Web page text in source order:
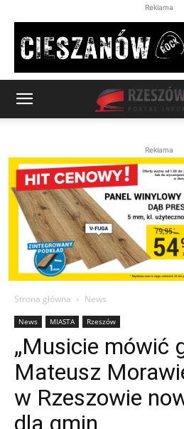
Reklama
Reklama
Strona główna News
News MIASTA Rzeszów
„Musicie mówić
Mateusz
w Rzeszowie
dla gmin